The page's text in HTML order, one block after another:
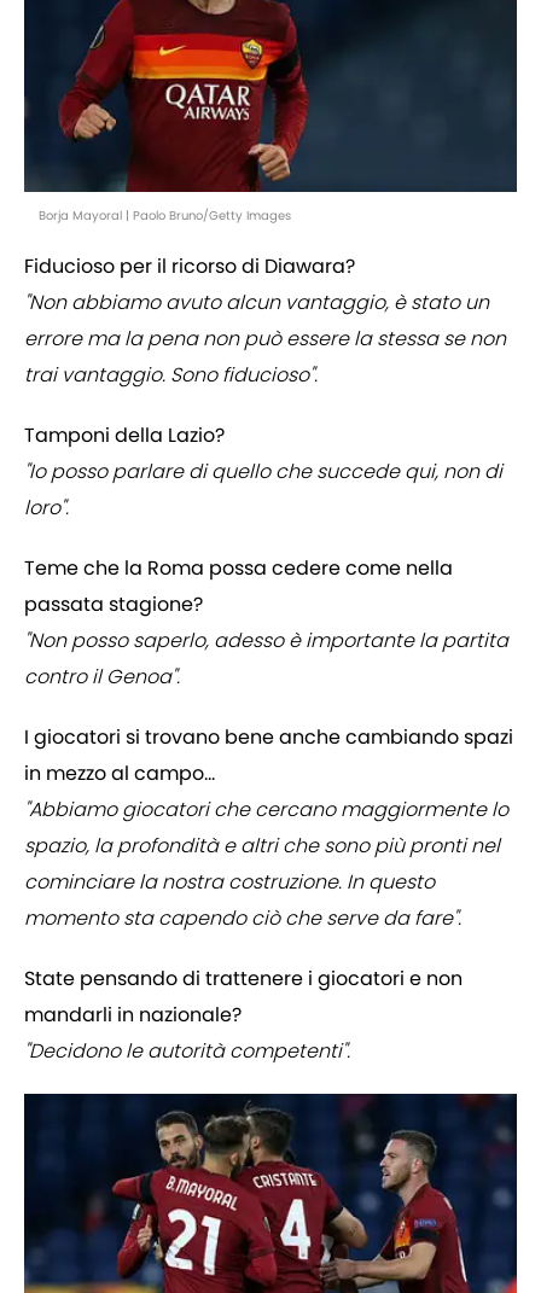
Borja Mayoral | Paolo Bruno/Getty Images
Fiducioso per il ricorso di Diawara?
"Non abbiamo avuto alcun vantaggio, è stato un
errore ma la pena non può essere la stessa se non
trai vantaggio. Sono fiducioso".
Tamponi della Lazio?
"Io posso parlare di quello che succede qui, non di
loro".
Teme che la Roma possa cedere come nella
passata stagione?
"Non posso saperlo, adesso è importante la partita
contro il Genoa".
I giocatori si trovano bene anche cambiando spazi
in mezzo al campo...
"Abbiamo giocatori che cercano maggiormente lo
spazio, la profondità e altri che sono più pronti nel
cominciare la nostra costruzione. In questo
momento sta capendo ciò che serve da fare".
State pensando di trattenere i giocatori e non
mandarli in nazionale?
"Decidono le autorità competenti".